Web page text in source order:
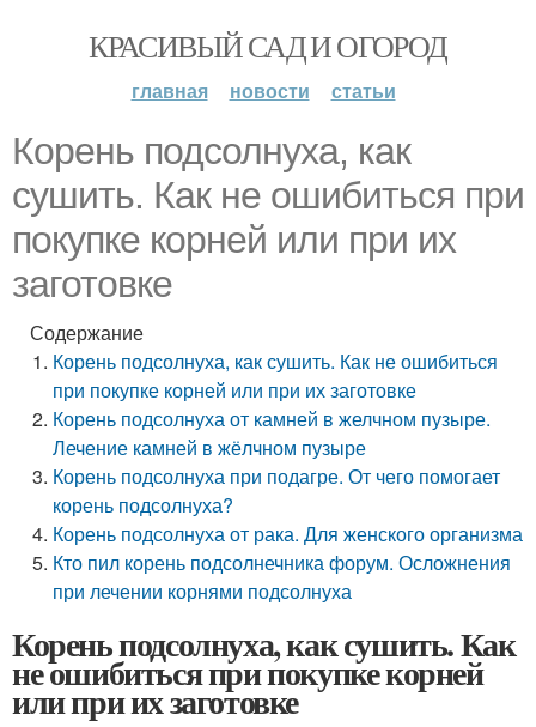
КРАСИВЫЙ САД И ОГОРОД
главная новости статьи
Корень подсолнуха, как
сушить. Как не ошибиться при
покупке корней или при их
заготовке
Содержание
Корень подсолнуха, как сушить. Как не ошибиться
при покупке корней или при их заготовке
Корень подсолнуха от камней в желчном пузыре.
Лечение камней в жёлчном пузыре
Корень подсолнуха при подагре. От чего помогает
корень подсолнуха?
Корень подсолнуха от рака. Для женского организма
Кто пил корень подсолнечника форум. Осложнения
при лечении корнями подсолнуха
Корень подсолнуха, как сушить. Как
не ошибиться при покупке корней
или при их заготовке